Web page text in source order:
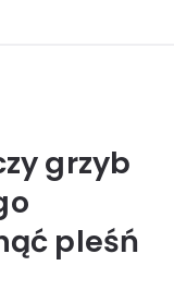
grzyb
pleśń